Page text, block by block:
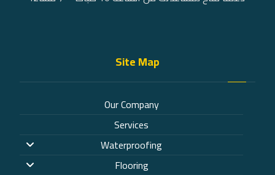
Site Map
Our Company
Services
Waterproofing
Flooring